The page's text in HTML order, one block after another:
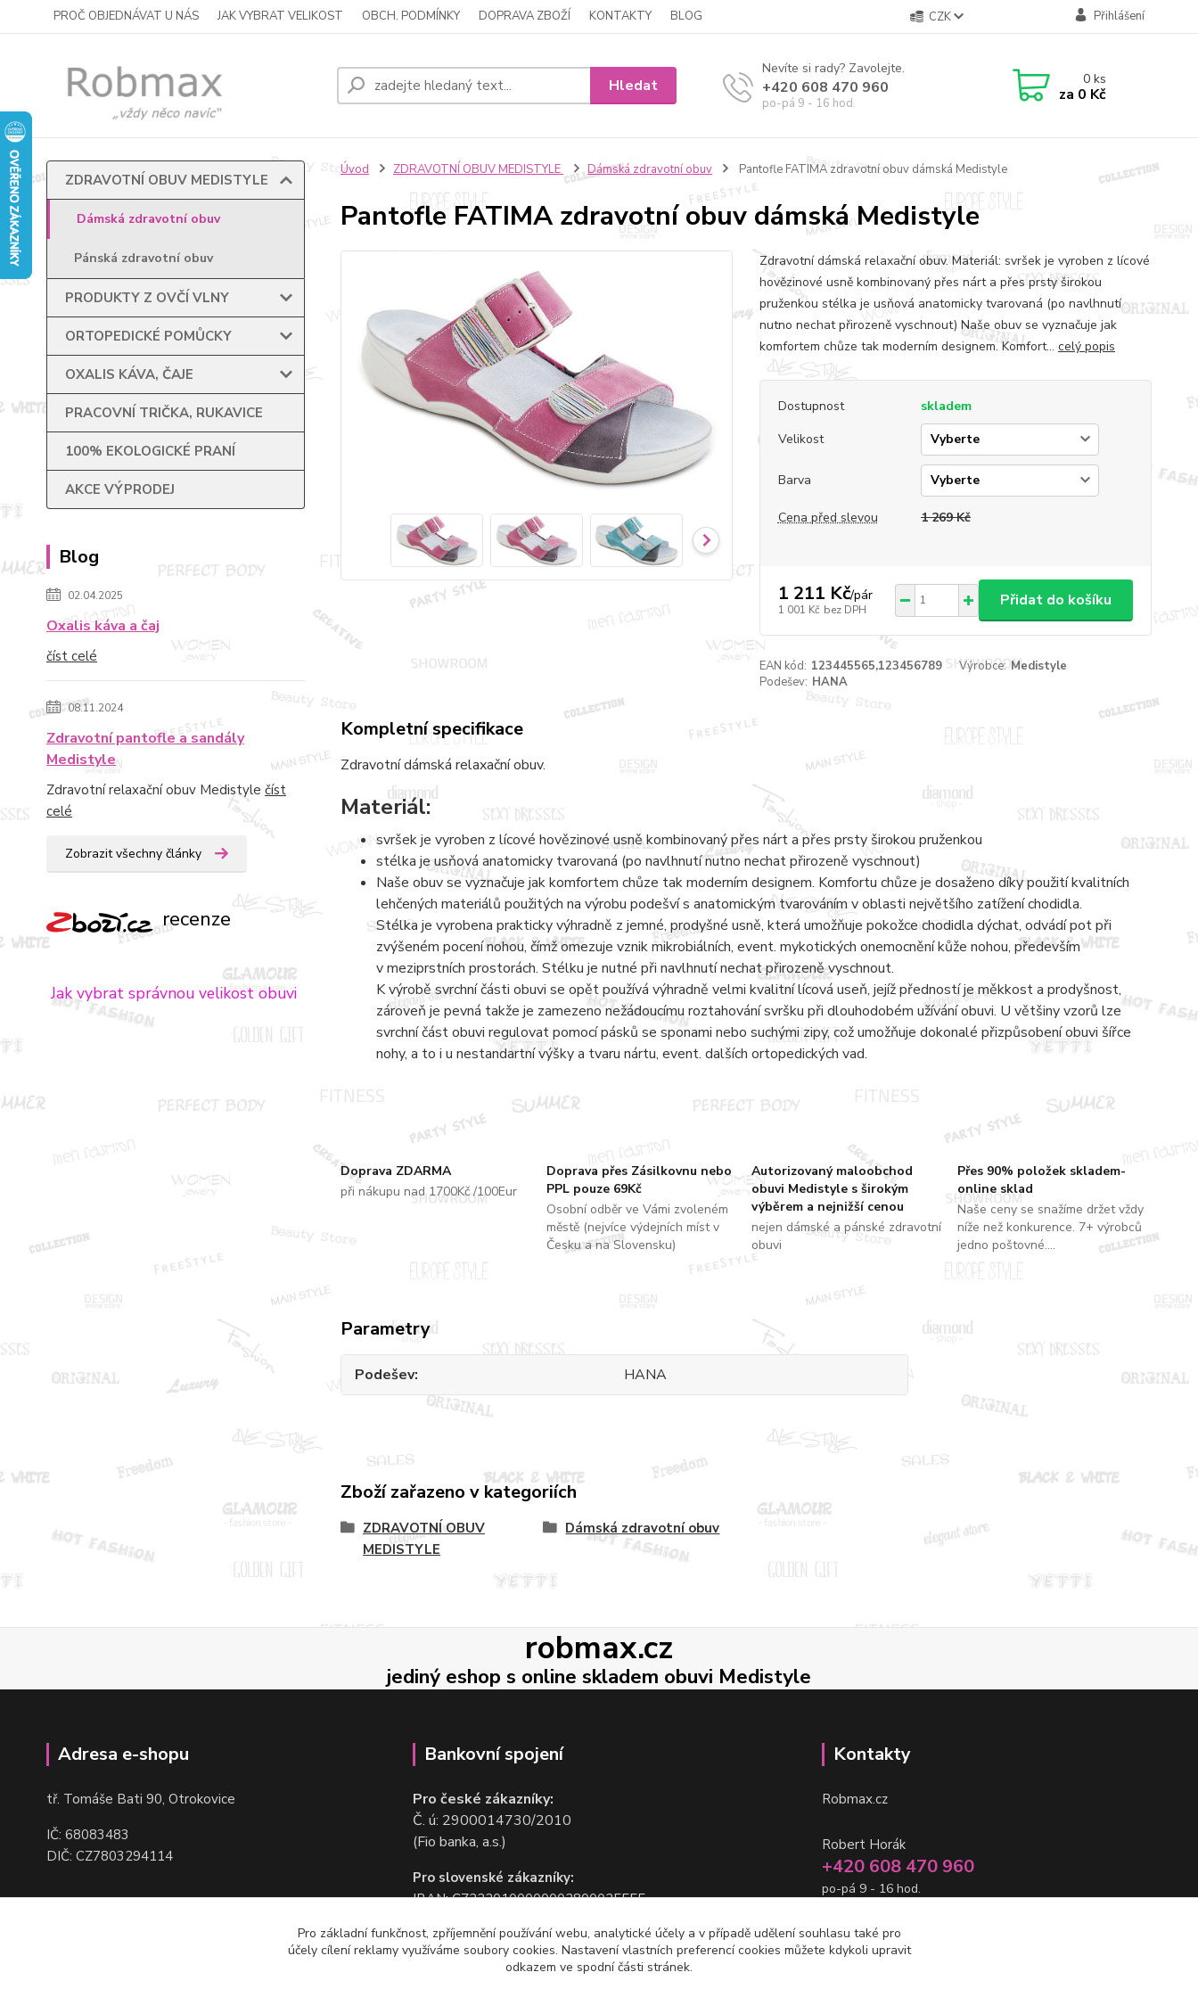
PROČ OBJEDNÁVAT U NÁS JAK VYBRAT VELIKOST OBCH. PODMÍNKY DOPRAVA ZBOŽÍ KONTAKTY BLOG CZK Přihlášení
Hledat
Nevíte si rady? Zavolejte.
+420 608 470 960
po-pá 9 - 16 hod.
0ks
za 0 Kč
ZDRAVOTNÍ OBUV MEDISTYLE
Dámská zdravotní obuv
Pánská zdravotní obuv
PRODUKTY Z OVČÍ VLNY
ORTOPEDICKÉ POMŮCKY
OXALIS KÁVA, ČAJE
PRACOVNÍ TRIČKA, RUKAVICE
100% EKOLOGICKÉ PRANÍ
AKCE VÝPRODEJ
Blog
02.04.2025
Oxalis káva a čaj
číst celé
08.11.2024
Zdravotní pantofle a sandály
Medistyle
Zdravotní relaxační obuv Medistyle číst
celé
Zobrazit všechny články
recenze
Jak vybrat správnou velikost obuvi
Úvod ZDRAVOTNÍ OBUV MEDISTYLE Dámská zdravotní obuv Pantofle FATIMA zdravotní obuv dámská Medistyle
Pantofle FATIMA zdravotní obuv dámská Medistyle
Zdravotní dámská relaxační obuv. Materiál: svršek je vyroben z lícové
hovězinové usně kombinovaný přes nárt a přes prsty širokou
pruženkou stélka je usňová anatomicky tvarovaná (po navlhnutí
nutno nechat přirozeně vyschnout) Naše obuv se vyznačuje jak
komfortem chůze tak moderním designem. Komfort... celý popis
Dostupnost
skladem
Velikost
Barva
Cena před slevou 1 269 Kč
1 211 Kč/pár
1 001 Kč bez DPH
Přidat do košíku
EAN kód: 123445565,123456789 Výrobce: Medistyle
Podešev: HANA
Doprava ZDARMA
při nákupu nad 1700Kč /100Eur
Doprava přes Zásilkovnu nebo
PPL pouze 69Kč
Osobní odběr ve Vámi zvoleném
městě (nejvíce výdejních míst v
Česku a na Slovensku)
Autorizovaný maloobchod
obuvi Medistyle s širokým
výběrem a nejnižší cenou
nejen dámské a pánské zdravotní
obuvi
Přes 90% položek skladem-
online sklad
Naše ceny se snažíme držet vždy
níže než konkurence. 7+ výrobců
jedno poštovné....
Kompletní specifikace
Zdravotní dámská relaxační obuv.
Materiál:
svršek je vyroben z lícové hovězinové usně kombinovaný přes nárt a přes prsty širokou pruženkou
stélka je usňová anatomicky tvarovaná (po navlhnutí nutno nechat přirozeně vyschnout)
Naše obuv se vyznačuje jak komfortem chůze tak moderním designem. Komfortu chůze je dosaženo díky použití kvalitních
lehčených materiálů použitých na výrobu podešví s anatomickým tvarováním v oblasti největšího zatížení chodidla.
Stélka je vyrobena prakticky výhradně z jemné, prodyšné usně, která umožňuje pokožce chodidla dýchat, odvádí pot při
zvýšeném pocení nohou, čímž omezuje vznik mikrobiálních, event. mykotických onemocnění kůže nohou, především
v meziprstních prostorách. Stélku je nutné při navlhnutí nechat přirozeně vyschnout.
K výrobě svrchní části obuvi se opět používá výhradně velmi kvalitní lícová useň, jejíž předností je měkkost a prodyšnost,
zároveň je pevná takže je zamezeno nežádoucímu roztahování svršku při dlouhodobém užívání obuvi. U většiny vzorů lze
svrchní část obuvi regulovat pomocí pásků se sponami nebo suchými zipy, což umožňuje dokonalé přizpůsobení obuvi šířce
nohy, a to i u nestandartní výšky a tvaru nártu, event. dalších ortopedických vad.
Parametry
Podešev HANA
Zboží zařazeno v kategoriích
ZDRAVOTNÍ OBUV
MEDISTYLE
Dámská zdravotní obuv
robmax.cz
jediný eshop s online skladem obuvi Medistyle
Adresa e-shopu
tř. Tomáše Bati 90, Otrokovice
IČ: 68083483
DIČ: CZ7803294114
Bankovní spojení
Pro české zákazníky:
Č. ú: 2900014730/2010
(Fio banka, a.s.)
Pro slovenské zákazníky:
IBAN: CZ2220100000002800025555
(Fio banka, a.s.)
Kontakty
Robmax.cz
Robert Horák
+420 608 470 960
po-pá 9 - 16 hod.
info@robmax.cz
Pro základní funkčnost, zpříjemnění používání webu, analytické účely a v případě udělení souhlasu také pro
účely cílení reklamy využíváme soubory cookies. Nastavení vlastních preferencí cookies můžete kdykoli upravit
odkazem ve spodní části stránek.